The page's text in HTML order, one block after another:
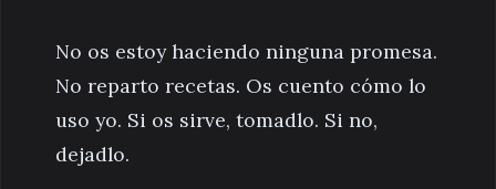
No os estoy haciendo ninguna promesa.
No reparto recetas. Os cuento cómo lo
uso yo. Si os sirve, tomadlo. Si no,
dejadlo.